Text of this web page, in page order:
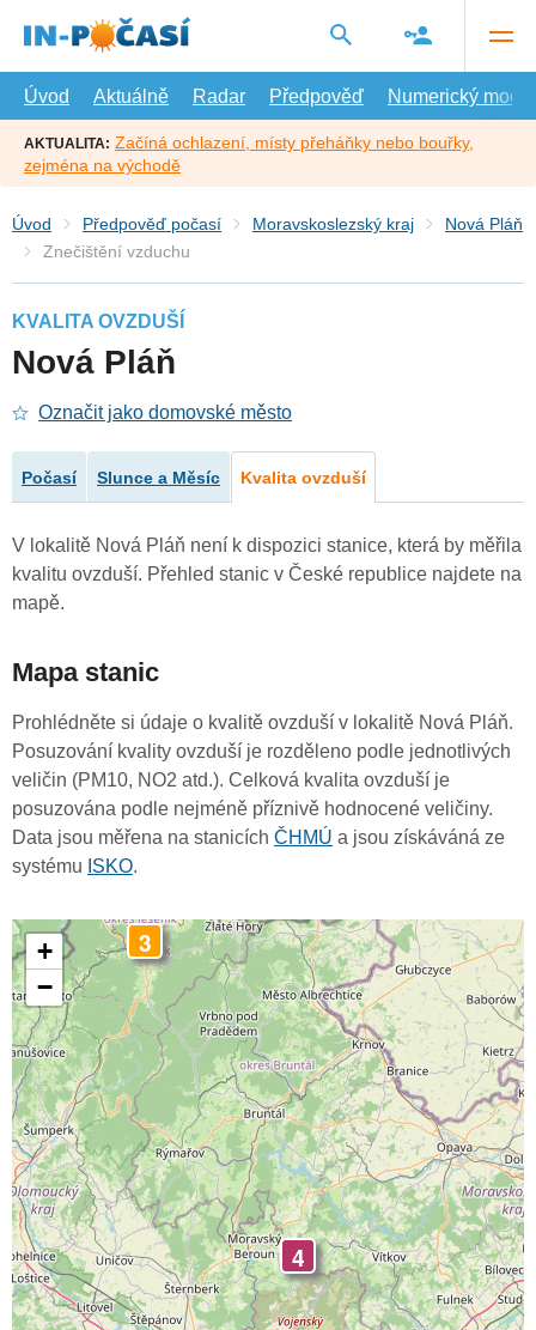
hlavní
Úvod
Aktuálně Radar Předpověď Numerický model
AKTUALITA: Začíná ochlazení, místy přeháňky nebo bouřky,
zejména na východě
Úvod Předpověď počasí Moravskoslezský kraj
Nová Pláň
Znečištění vzduchu
KVALITA OVZDUŠÍ
Nová Pláň
Označit jako domovské město
Počasí Slunce a Měsíc Kvalita ovzduší
V lokalitě Nová Pláň není k dispozici stanice, která by měřila
kvalitu ovzduší. Přehled stanic v České republice najdete na
mapě.
Mapa stanic
Prohlédněte si údaje o kvalitě ovzduší v lokalitě Nová Pláň.
Posuzování kvality ovzduší je rozděleno podle jednotlivých
veličin (PM10, NO2 atd.). Celková kvalita ovzduší je
posuzována podle nejméně příznivě hodnocené veličiny.
Data jsou měřena na stanicích ČHMÚ a jsou získáváná ze
systému ISKO.
3
4
+
−